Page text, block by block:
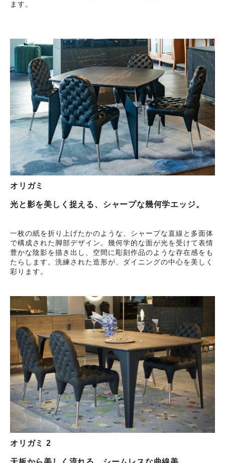
ます。
オリガミ
光と影を美しく捉える、シャープな幾何学エッジ。
一枚の紙を折り上げたかのような、シャープな直線と多面体
で構成された脚部デザイン。幾何学的な面が光を受けて表情
豊かな陰影を描き出し、空間に彫刻作品のような存在感をも
たらします。洗練された造形が、ダイニングの中心を美しく
彩ります。
オリガミ 2